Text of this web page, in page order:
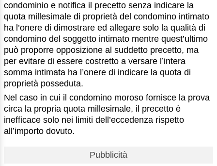
condominio e notifica il precetto senza indicare la
quota millesimale di proprietà del condomino intimato
ha l’onere di dimostrare ed allegare solo la qualità di
condomino del soggetto intimato mentre quest’ultimo
può proporre opposizione al suddetto precetto, ma
per evitare di essere costretto a versare l’intera
somma intimata ha l’onere di indicare la quota di
proprietà posseduta.
Nel caso in cui il condomino moroso fornisce la prova
circa la propria quota millesimale, il precetto è
inefficace solo nei limiti dell’eccedenza rispetto
all’importo dovuto.
Pubblicità